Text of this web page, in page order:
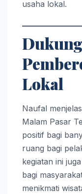
usaha lokal.
Lokal
Naufal
Malam Pasar
positif bagi
ruang bagi
kegiatan ini
bagi
menikmati